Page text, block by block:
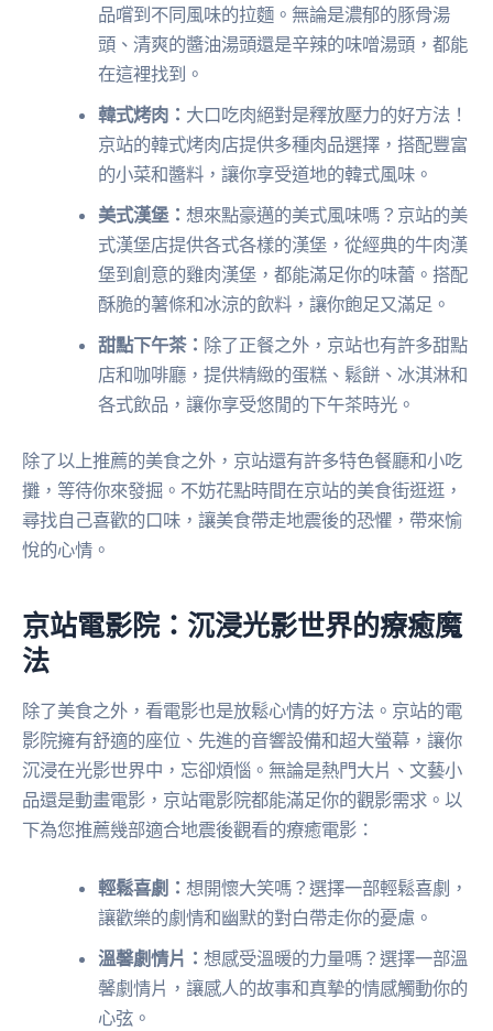
品嚐到不同風味的拉麵。無論是濃郁的豚骨湯
頭、清爽的醬油湯頭還是辛辣的味噌湯頭，都能
在這裡找到。
韓式烤肉： 大口吃肉絕對是釋放壓力的好方法！
京站的韓式烤肉店提供多種肉品選擇，搭配豐富
的小菜和醬料，讓你享受道地的韓式風味。
美式漢堡：想來點豪邁的美式風味嗎？京站的美
式漢堡店提供各式各樣的漢堡，從經典的牛肉漢
堡到創意的雞肉漢堡，都能滿足你的味蕾。搭配
酥脆的薯條和冰涼的飲料，讓你飽足又滿足。
甜點下午茶： 除了正餐之外，京站也有許多甜點
店和咖啡廳，提供精緻的蛋糕、鬆餅、冰淇淋和
各式飲品，讓你享受悠閒的下午茶時光。
除了以上推薦的美食之外，京站還有許多特色餐廳和小吃
攤，等待你來發掘。不妨花點時間在京站的美食街逛逛，
尋找自己喜歡的口味，讓美食帶走地震後的恐懼，帶來愉
悅的心情。
京站電影院：沉浸光影世界的療癒魔
法
除了美食之外，看電影也是放鬆心情的好方法。京站的電
影院擁有舒適的座位、先進的音響設備和超大螢幕，讓你
沉浸在光影世界中，忘卻煩惱。無論是熱門大片、文藝小
品還是動畫電影，京站電影院都能滿足你的觀影需求。以
下為您推薦幾部適合地震後觀看的療癒電影：
輕鬆喜劇：想開懷大笑嗎？選擇一部輕鬆喜劇，
讓歡樂的劇情和幽默的對白帶走你的憂慮。
溫馨劇情片：想感受溫暖的力量嗎？選擇一部溫
馨劇情片，讓感人的故事和真摯的情感觸動你的
心弦。